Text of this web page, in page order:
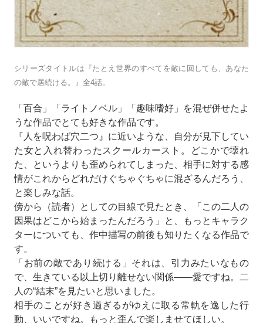
シリーズタイトルは『たとえ世界のすべてを敵に回しても、あなた
の敵で居続ける。』全4話。
「百合」「ライトノベル」「趣味嗜好」を混ぜ併せたよ
うな作品でとても好きな作品です。
『人を呪わば穴二つ』に近いような、自分が見下してい
た女と入れ替わったスクールカースト。どこかで壊れ
た、というよりも歪められてしまった、相手に対する感
情がこれからどれだけぐちゃぐちゃに混ざるんだろう、
と楽しみな話。
傍から（読者）としての目線で見たとき、「この二人の
因果はどこから始まったんだろう」と、もっとキャラク
ターについても、作中描写の前後も知りたくなる作品で
す。
「お前の敵であり続ける」それは、引力みたいなもの
で、生きている以上切り離せない関係――愛ですね。二
人の“結末”を見たいと思いました。
相手のことが好き過ぎるがゆえに取る常軌を逸した行
動、いいですね。もっと歪んで楽しませてほしい。